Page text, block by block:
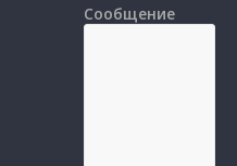
Сообщение